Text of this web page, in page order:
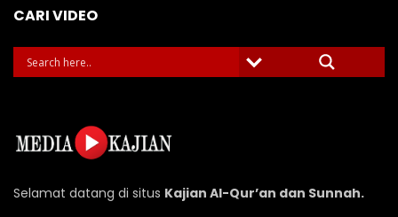
CARI VIDEO
Selamat datang di situs Kajian Al-Qur’an dan Sunnah.